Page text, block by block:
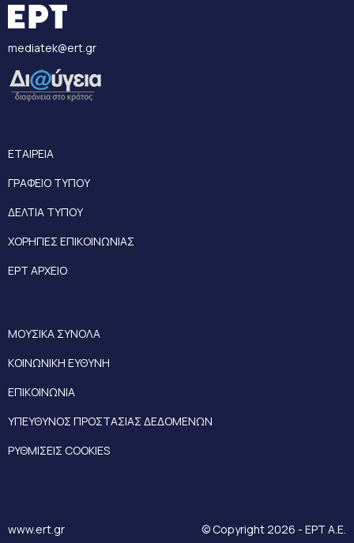
mediatek@ert.gr
ΕΤΑΙΡΕΙΑ
ΓΡΑΦΕΙΟ ΤΥΠΟΥ
ΔΕΛΤΙΑ ΤΥΠΟΥ
ΧΟΡΗΓΙΕΣ ΕΠΙΚΟΙΝΩΝΙΑΣ
ΕΡΤ ΑΡΧΕΙΟ
ΜΟΥΣΙΚΑ ΣΥΝΟΛΑ
ΚΟΙΝΩΝΙΚΗ ΕΥΘΥΝΗ
ΕΠΙΚΟΙΝΩΝΙΑ
ΥΠΕΥΘΥΝΟΣ ΠΡΟΣΤΑΣΙΑΣ ΔΕΔΟΜΕΝΩΝ
ΡΥΘΜΙΣΕΙΣ COOKIES
www.ert.gr © Copyright 2026 - ΕΡΤ Α.Ε.